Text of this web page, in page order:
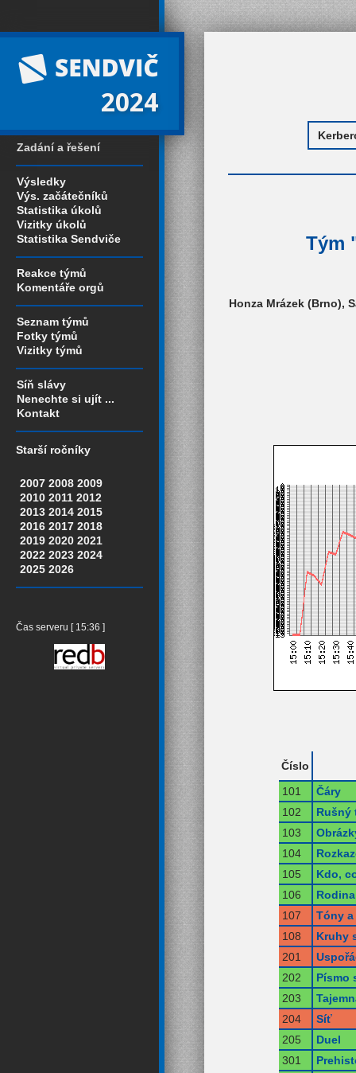
2024
Zadání a řešení
Výsledky
Výs. začátečníků
Statistika úkolů
Vizitky úkolů
Statistika Sendviče
Reakce týmů
Komentáře orgů
Seznam týmů
Fotky týmů
Vizitky týmů
Síň slávy
Nenechte si ujít ...
Kontakt
Starší ročníky
2007 2008 2009
2010 2011 2012
2013 2014 2015
2016 2017 2018
2019 2020 2021
2022 2023 2024
2025 2026
Čas serveru [ 15:36 ]
Tým
Honza Mrázek (Brno),
Číslo
101
Čáry
102
Rušný
103
104
105
Kdo,
106
Rodina
107
Tóny
108
Kruhy
201
202
Písmo
203
204
Síť
205
Duel
301